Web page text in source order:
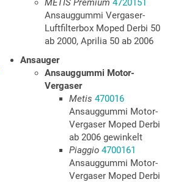
METIS Premium 4720151
Ansauggummi Vergaser-
Luftfilterbox Moped Derbi 50
ab 2000, Aprilia 50 ab 2006
Ansauger
Ansauggummi Motor-
Vergaser
Metis 470016
Ansauggummi Motor-
Vergaser Moped Derbi
ab 2006 gewinkelt
Piaggio 4700161
Ansauggummi Motor-
Vergaser Moped Derbi